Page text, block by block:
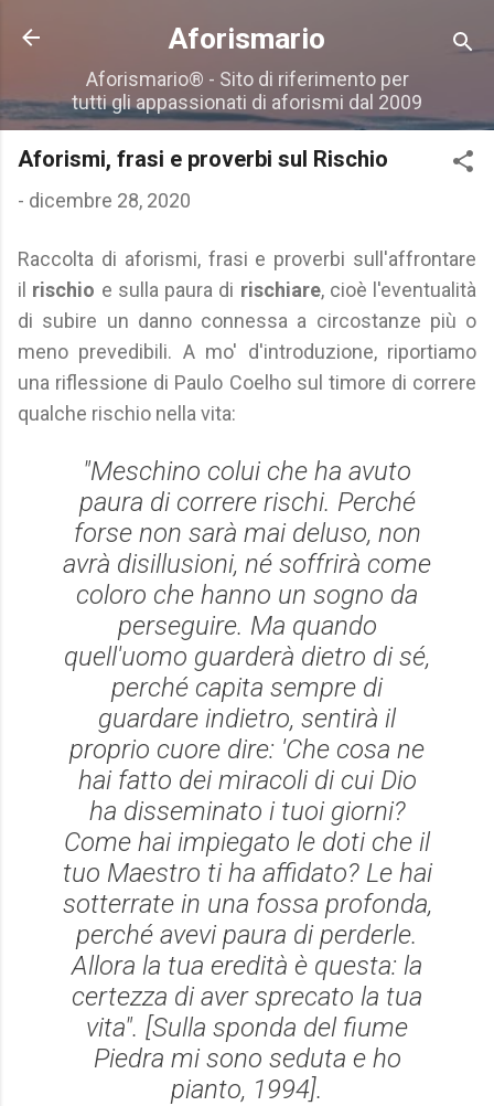
Passa ai contenuti principali
Aforismario
Aforismario® - Sito di riferimento per
tutti gli appassionati di aforismi dal 2009
Aforismi, frasi e proverbi sul Rischio
- dicembre 28, 2020
Raccolta di aforismi, frasi e proverbi sull'affrontare
il rischio e sulla paura di rischiare, cioè l'eventualità
di subire un danno connessa a circostanze più o
meno prevedibili. A mo' d'introduzione, riportiamo
una riflessione di Paulo Coelho sul timore di correre
qualche rischio nella vita:
"Meschino colui che ha avuto
paura di correre rischi. Perché
forse non sarà mai deluso, non
avrà disillusioni, né soffrirà come
coloro che hanno un sogno da
perseguire. Ma quando
quell'uomo guarderà dietro di sé,
perché capita sempre di
guardare indietro, sentirà il
proprio cuore dire: 'Che cosa ne
hai fatto dei miracoli di cui Dio
ha disseminato i tuoi giorni?
Come hai impiegato le doti che il
tuo Maestro ti ha affidato? Le hai
sotterrate in una fossa profonda,
perché avevi paura di perderle.
Allora la tua eredità è questa: la
certezza di aver sprecato la tua
vita". [Sulla sponda del fiume
Piedra mi sono seduta e ho
pianto, 1994].